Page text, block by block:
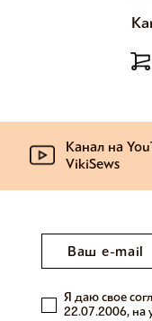
Канал на
VikiSews
Я даю свое
22.07.2006, на